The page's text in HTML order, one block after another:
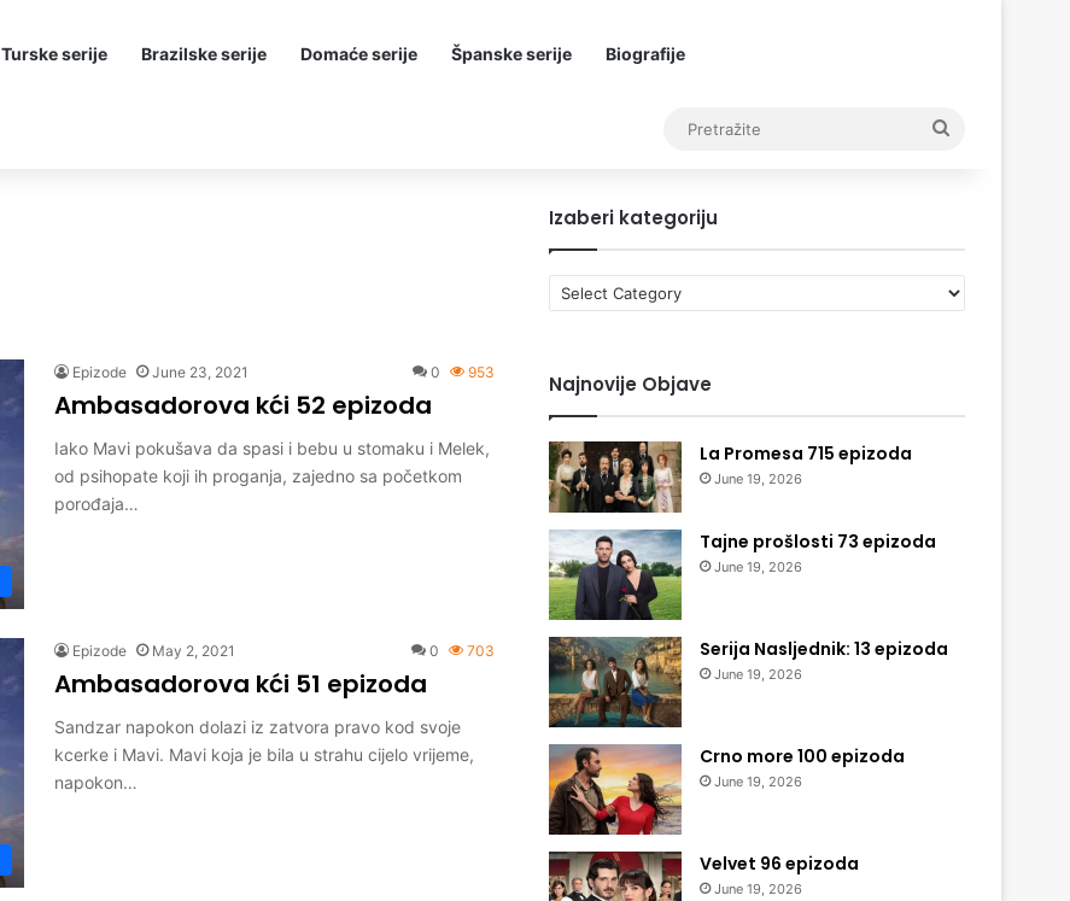
Turske serije Brazilske serije Domaće serije Španske serije Biografije
Epizode June 23, 2021 0 953
Ambasadorova kći 52 epizoda
Iako Mavi pokušava da spasi i bebu u stomaku i Melek,
od psihopate koji ih proganja, zajedno sa početkom
porođaja…
Epizode May 2, 2021 0 703
Ambasadorova kći 51 epizoda
Sandzar napokon dolazi iz zatvora pravo kod svoje
kcerke i Mavi. Mavi koja je bila u strahu cijelo vrijeme,
napokon…
Izaberi kategoriju
Izaberi
kategoriju
Najnovije Objave
La Promesa 715 epizoda
June 19, 2026
Tajne prošlosti 73 epizoda
June 19, 2026
Serija Nasljednik: 13 epizoda
June 19, 2026
Crno more 100 epizoda
June 19, 2026
Velvet 96 epizoda
June 19, 2026